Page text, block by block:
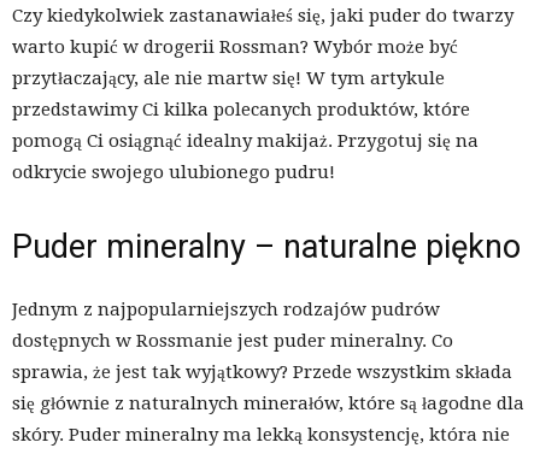
Czy kiedykolwiek zastanawiałeś się, jaki puder do twarzy
warto kupić w drogerii Rossman? Wybór może być
przytłaczający, ale nie martw się! W tym artykule
przedstawimy Ci kilka polecanych produktów, które
pomogą Ci osiągnąć idealny makijaż. Przygotuj się na
odkrycie swojego ulubionego pudru!
Puder mineralny – naturalne piękno
Jednym z najpopularniejszych rodzajów pudrów
dostępnych w Rossmanie jest puder mineralny. Co
sprawia, że jest tak wyjątkowy? Przede wszystkim składa
się głównie z naturalnych minerałów, które są łagodne dla
skóry. Puder mineralny ma lekką konsystencję, która nie